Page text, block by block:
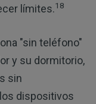
límites.18
"sin teléfono"
y su dormitorio,
sin
dispositivos